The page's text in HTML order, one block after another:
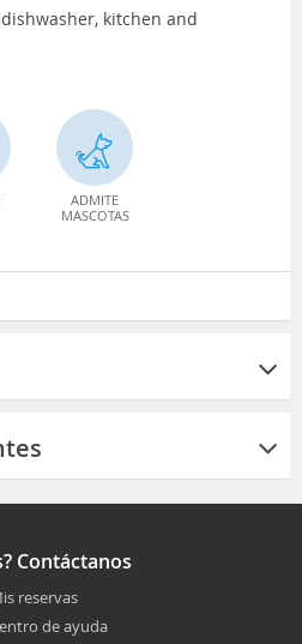
kitchen and
ADMITE
MASCOTAS
Contáctanos
reservas
de ayuda